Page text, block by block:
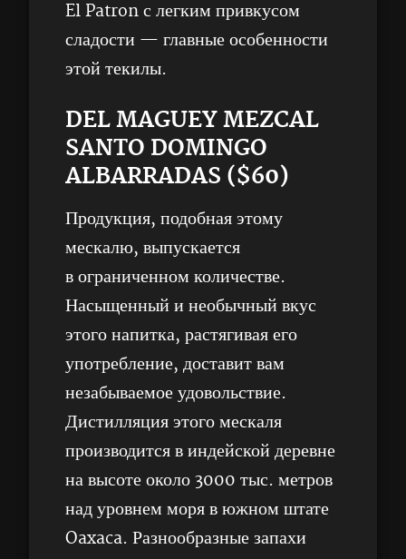
El Patron с легким привкусом
сладости — главные особенности
этой текилы.
DEL MAGUEY MEZCAL
SANTO DOMINGO
ALBARRADAS ($60)
Продукция, подобная этому
мескалю, выпускается
в ограниченном количестве.
Насыщенный и необычный вкус
этого напитка, растягивая его
употребление, доставит вам
незабываемое удовольствие.
Дистилляция этого мескаля
производится в индейской деревне
на высоте около 3000 тыс. метров
над уровнем моря в южном штате
Oaxaca. Разнообразные запахи